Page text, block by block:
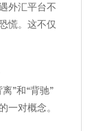
外汇平台不
慌。这不仅
”和“背驰”
一对概念。